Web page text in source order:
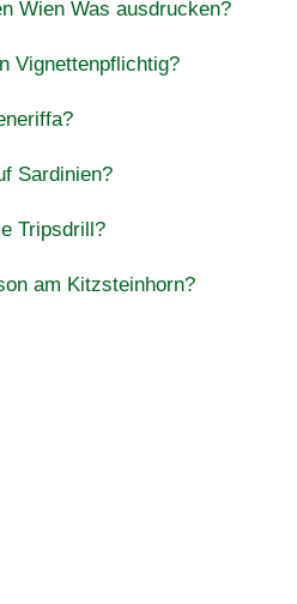
Wien Was ausdrucken?
Vignettenpflichtig?
Sardinien?
Tripsdrill?
am Kitzsteinhorn?